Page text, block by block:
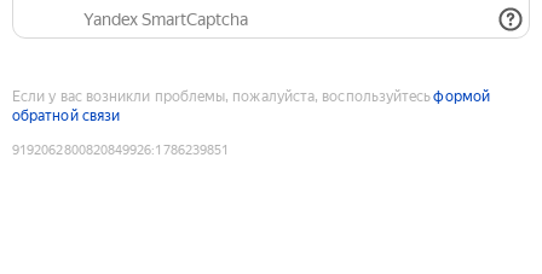
Yandex SmartCaptcha
Если у вас возникли проблемы, пожалуйста, воспользуйтесьформой
обратной связи
9192062800820849926:1786239851